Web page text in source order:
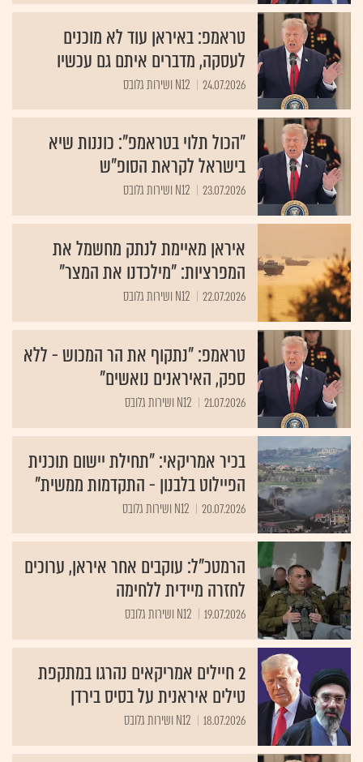
טראמפ: באיראן עוד לא מוכנים
לעסקה, מדברים איתם גם עכשיו
24.07.2026 N12 ושירות גלובס
"הכול תלוי בטראמפ": כוננות שיא
בישראל לקראת הסופ"ש
23.07.2026 N12 ושירות גלובס
איראן מאיימת לנתק מחשמל את
המפרציות: "מילכדנו את המצר"
22.07.2026 N12 ושירות גלובס
טראמפ: "נתקוף את הר המכוש - ללא
ספק, האיראנים נואשים"
21.07.2026 N12 ושירות גלובס
בכיר אמריקאי: "תחילת יישום תוכנית
הפיילוט בלבנון - התקדמות ממשית"
20.07.2026 N12 ושירות גלובס
הרמטכ"ל: עוקבים אחר איראן, ערוכים
לחזרה מיידית ללחימה
19.07.2026 N12 ושירות גלובס
2 חיילים אמריקאים נהרגו במתקפת
טילים איראנית על בסיס בירדן
18.07.2026 N12 ושירות גלובס